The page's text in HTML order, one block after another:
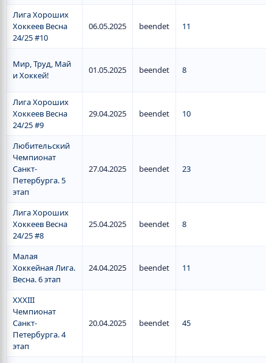
Лига Хороших
Хоккеев Весна
24/25 #10
06.05.2025 beendet 11
Мир, Труд, Май
и Хоккей!
01.05.2025 beendet 8
Лига Хороших
Хоккеев Весна
24/25 #9
29.04.2025 beendet 10
Любительский
Чемпионат
Санкт-
Петербурга. 5
этап
27.04.2025 beendet 23
Лига Хороших
Хоккеев Весна
24/25 #8
25.04.2025 beendet 8
Малая
Хоккейная Лига.
Весна. 6 этап
24.04.2025 beendet 11
XXXIII
Чемпионат
Санкт-
Петербурга. 4
этап
20.04.2025 beendet 45